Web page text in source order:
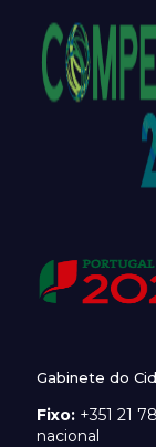
Gabinete do
Fixo: +351 21
nacional